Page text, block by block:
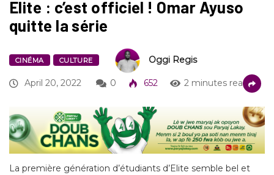
Elite : c’est officiel ! Omar Ayuso
quitte la série
CINÉMA CULTURE Oggi Regis
April 20, 2022 0 652 2 minutes read
La première génération d’étudiants d’Elite semble bel et